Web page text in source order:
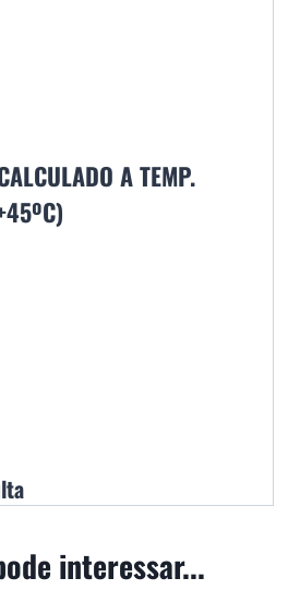
A TEMP.
interessar...